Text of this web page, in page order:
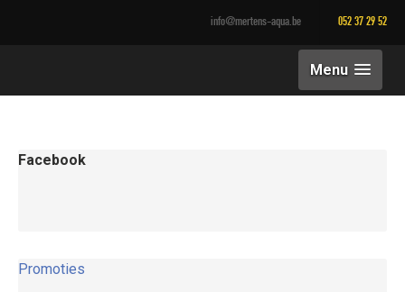
info@mertens-aqua.be 052 37 29 52
Menu
Facebook
Promoties